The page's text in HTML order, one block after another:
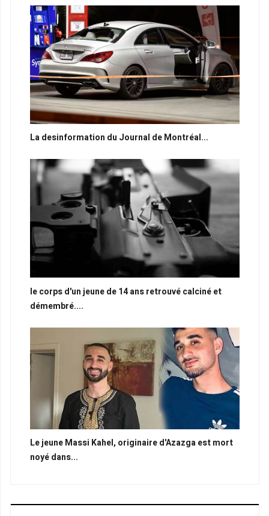
La desinformation du Journal de Montréal...
le corps d'un jeune de 14 ans retrouvé calciné et
démembré....
Le jeune Massi Kahel, originaire d'Azazga est mort
noyé dans...